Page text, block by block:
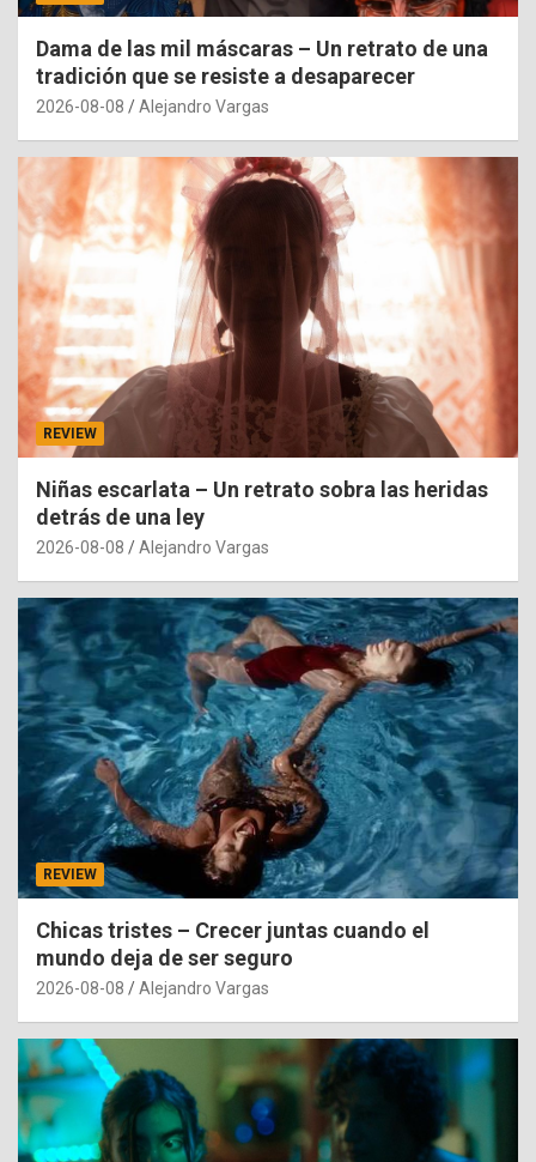
Dama de las mil máscaras – Un retrato de una
tradición que se resiste a desaparecer
2026-08-08 Alejandro Vargas
REVIEW
Niñas escarlata – Un retrato sobra las heridas
detrás de una ley
2026-08-08 Alejandro Vargas
REVIEW
Chicas tristes – Crecer juntas cuando el
mundo deja de ser seguro
2026-08-08 Alejandro Vargas